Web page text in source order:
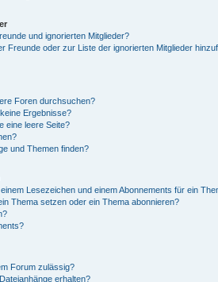
und ignorierten Mitglieder?
Freunde oder zur Liste der ignorierten Mitglieder
Foren durchsuchen?
Ergebnisse?
eine leere Seite?
und Themen finden?
Lesezeichen und einem Abonnements für ein
Thema setzen oder ein Thema abonnieren?
Forum zulässig?
erhalten?